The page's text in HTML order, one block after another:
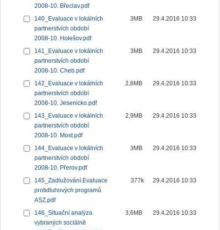
2008-10. Břeclav.pdf
140_Evaluace v lokálních
partnerstvích období
2008-10. Holešov.pdf
3MB 29.4.2016 10:33
141_Evaluace v lokálních
partnerstvích období
2008-10. Cheb.pdf
3MB 29.4.2016 10:33
142_Evaluace v lokálních
partnerstvích období
2008-10. Jesenicko.pdf
2,8MB 29.4.2016 10:33
143_Evaluace v lokálních
partnerstvích období
2008-10. Most.pdf
2,9MB 29.4.2016 10:33
144_Evaluace v lokálních
partnerstvích období
2008-10. Přerov.pdf
3MB 29.4.2016 10:33
145_Zadlužování.Evaluace
protidluhových programů
ASZ.pdf
377k 29.4.2016 10:33
146_Situační analýza
vybraných sociálně
3,6MB 29.4.2016 10:33